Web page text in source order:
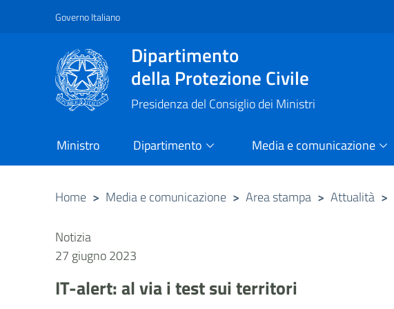
Vai al contenuto principale
Raggiungi il piè di pagina
Governo Italiano
Dipartimento
della Protezione Civile
Presidenza del Consiglio dei Ministri
Ministro Dipartimento Media e comunicazione
Home > Media e comunicazione > Area stampa > Attualità >
Notizia
27 giugno 2023
IT-alert: al via i test sui territori